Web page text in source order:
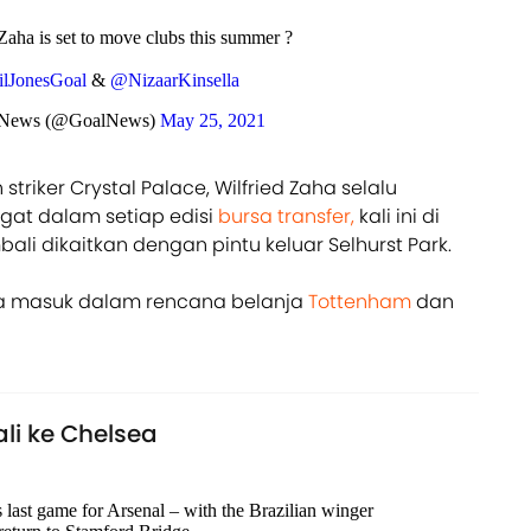
is set to move clubs this summer ?
& @NizaarKinsella
(@GoalNews) May 25, 2021
Crystal Palace, Wilfried Zaha selalu
dalam setiap edisi bursa transfer, kali ini di
dikaitkan dengan pintu keluar Selhurst Park.
masuk dalam rencana belanja Tottenhamdan
ke Chelsea
game for Arsenal – with the Brazilian winger